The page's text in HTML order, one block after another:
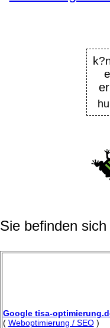
Sie befinden
Google tisa-
( Weboptimierung / SEO)